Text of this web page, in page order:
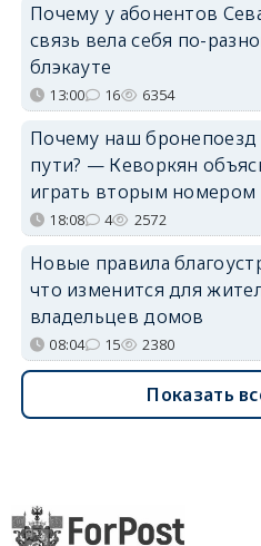
Почему у абонентов
связь вела себя по-
блэкауте
13:00 16 6354
Почему наш бронепоезд
пути? — Кеворкян
играть вторым номером
18:08 4 2572
Новые правила
что изменится для
владельцев домов
08:04 15 2380
Показать